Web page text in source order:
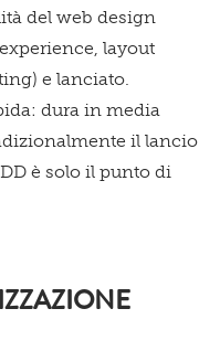
del web design
layout
e lanciato.
dura in media
il lancio
è solo il punto di